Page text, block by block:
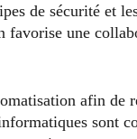
de sécurité et
favorise une
afin de
sont